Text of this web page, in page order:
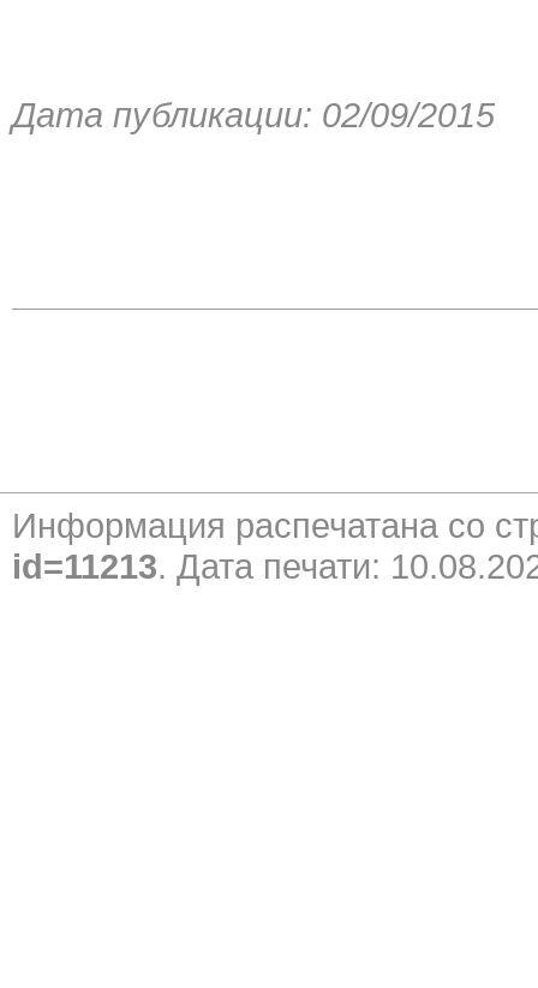
Дата публикации: 02/09/2015
Информация распечатана со
id=11213. Дата печати: